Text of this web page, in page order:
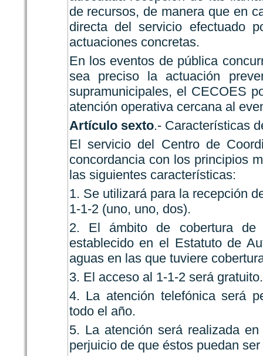
de recursos, de manera que en
directa del servicio efectuado
actuaciones concretas.
En los eventos de pública
sea preciso la actuación
supramunicipales, el CECOES
atención operativa cercana al
Artículo sexto.- Características
El servicio del Centro de
concordancia con los principios
las siguientes características:
1. Se utilizará para la recepción
1-1-2 (uno, uno, dos).
2. El ámbito de cobertura
establecido en el Estatuto de
aguas en las que tuviere
3. El acceso al 1-1-2 será gratuito.
4. La atención telefónica será
todo el año.
5. La atención será realizada
perjuicio de que éstos puedan